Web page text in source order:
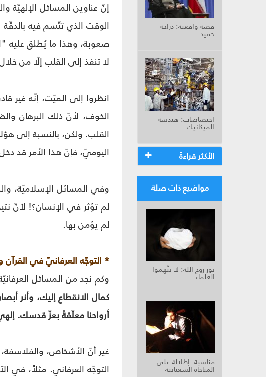
قصة واقعية: دراجة
حميد
اختصاصات: هندسة
الميكانيك
الأكثر قراءةً
مواضيع ذات صلة
نور روح الله: لا تتَّهموا
العلماء
مناسبة: إطلالة على
المناجاة الشعبانية
إنّ عناوين المسائل الإلهيّة
الوقت الذي تتّسم فيه بالدقّة
صعوبة، وهذا ما يُطلق عليه
لا تنفذ إلى القلب إلّا من خلال
انظروا إلى الميّت، إنّه غير
الخوف، لأنّ ذلك البرهان
القلب. ولكن، بالنسبة إلى
اليوميّ، فإنّ هذا الأمر قد
وفي المسائل الإسلاميّة،
لم تؤثر في الإنسان؟! لأنّ
لم يؤمن بها.
* التوجّه العرفانيّ في القرآن
وكم نجد من المسائل
كمال الانقطاع إليك، وأنر
أرواحنا معلّقةً بعزّ قدسك.
غير أنّ الأشخاص،
التوجّه العرفاني. مثلاً، في